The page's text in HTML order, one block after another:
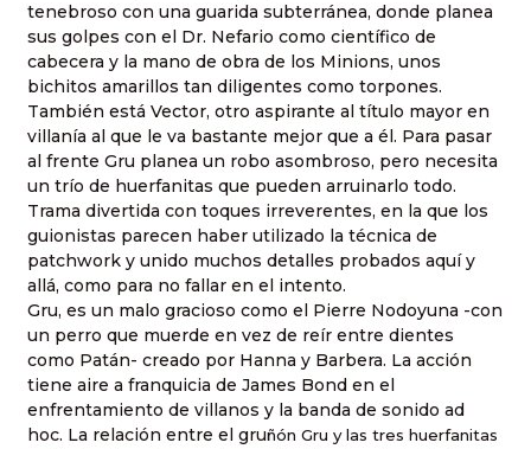
tenebroso con una guarida subterránea, donde planea
sus golpes con el Dr. Nefario como científico de
cabecera y la mano de obra de los Minions, unos
bichitos amarillos tan diligentes como torpones.
También está Vector, otro aspirante al título mayor en
villanía al que le va bastante mejor que a él. Para pasar
al frente Gru planea un robo asombroso, pero necesita
un trío de huerfanitas que pueden arruinarlo todo.
Trama divertida con toques irreverentes, en la que los
guionistas parecen haber utilizado la técnica de
patchwork y unido muchos detalles probados aquí y
allá, como para no fallar en el intento.
Gru, es un malo gracioso como el Pierre Nodoyuna -con
un perro que muerde en vez de reír entre dientes
como Patán- creado por Hanna y Barbera. La acción
tiene aire a franquicia de James Bond en el
enfrentamiento de villanos y la banda de sonido ad
hoc. La relación entre el gruñón Gru y las tres huerfanitas